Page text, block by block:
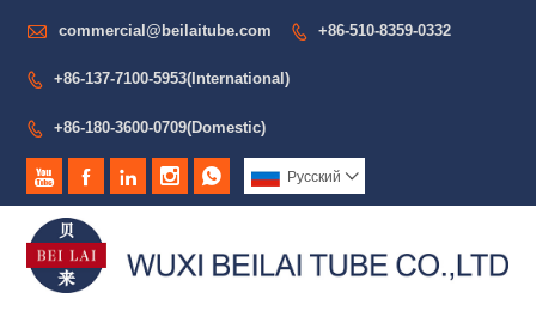
 commercial@beilaitube.com  +86-510-8359-0332
 +86-137-7100-5953(International)
 +86-180-3600-0709(Domestic)
     Pусский 